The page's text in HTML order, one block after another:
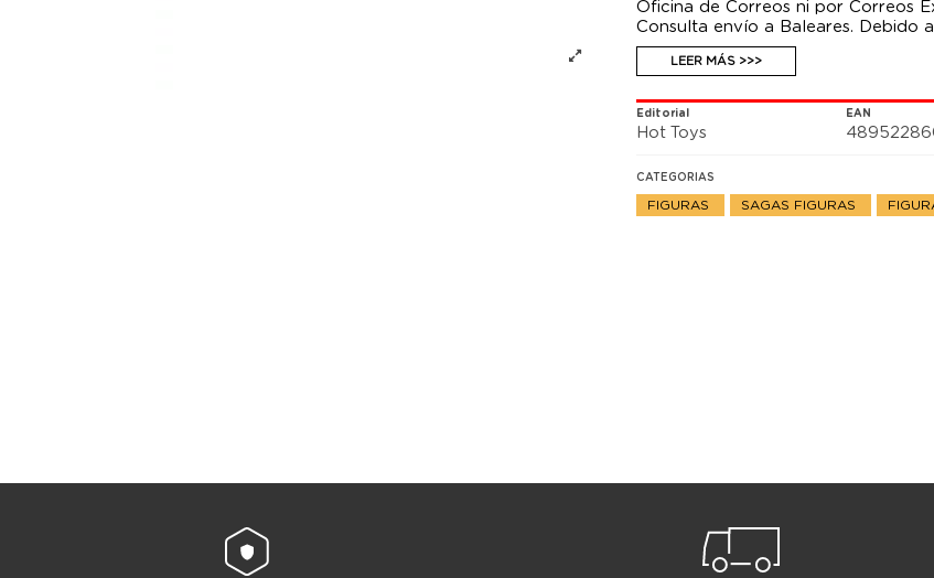
Oficina de Correos ni por Correos
Consulta envío a Baleares. Debido
por la web no es válido. Figuras no
vehículo de la línea ´Movie
LEER MÁS >>>
Editorial
Hot Toys
EAN
CATEGORIAS
FIGURAS SAGAS FIGURAS